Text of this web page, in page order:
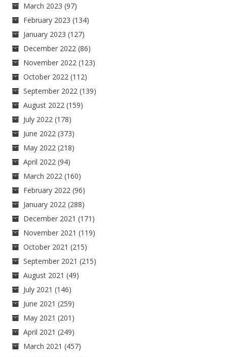
March 2023 (97)
February 2023 (134)
January 2023 (127)
December 2022 (86)
November 2022 (123)
October 2022 (112)
September 2022 (139)
August 2022 (159)
July 2022 (178)
June 2022 (373)
May 2022 (218)
April 2022 (94)
March 2022 (160)
February 2022 (96)
January 2022 (288)
December 2021 (171)
November 2021 (119)
October 2021 (215)
September 2021 (215)
August 2021 (49)
July 2021 (146)
June 2021 (259)
May 2021 (201)
April 2021 (249)
March 2021 (457)